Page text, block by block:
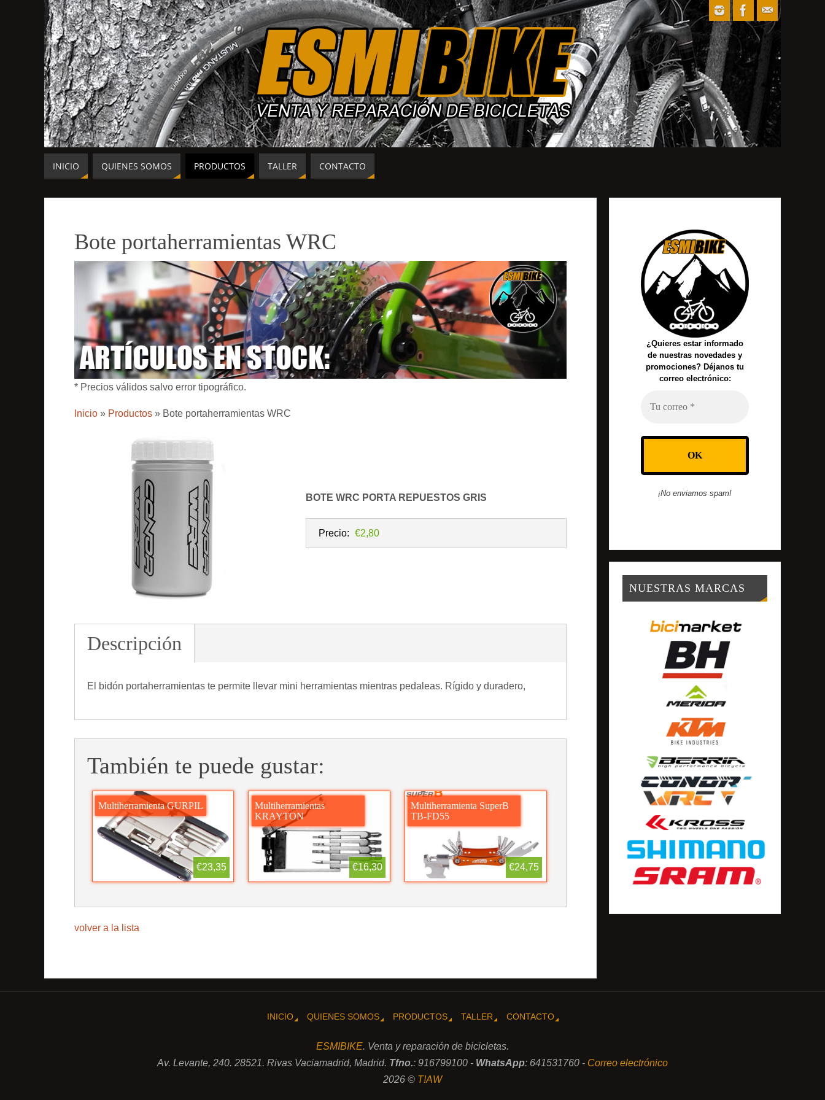
INICIO QUIENES SOMOS PRODUCTOS TALLER CONTACTO
Bote portaherramientas WRC
* Precios válidos salvo error tipográfico.
Inicio » Productos » Bote portaherramientas WRC
BOTE WRC PORTA REPUESTOS GRIS
Precio: €2,80
Descripción
El bidón portaherramientas te permite llevar mini herramientas mientras pedaleas. Rígido y duradero,
También te puede gustar:
Multiherramienta GURPIL
€23,35
Multiherramientas
KRAYTON
€16,30
Multiherramienta SuperB
TB-FD55
€24,75
volver a la lista
¿Quieres estar informado
de nuestras novedades y
promociones? Déjanos tu
correo electrónico:
¡No enviamos spam!
NUESTRAS MARCAS
INICIO QUIENES SOMOS PRODUCTOS TALLER CONTACTO
ESMIBIKE. Venta y reparación de bicicletas.
Av. Levante, 240. 28521. Rivas Vaciamadrid, Madrid. Tfno.: 916799100 - WhatsApp: 641531760 - Correo electrónico
2026 © T!AW